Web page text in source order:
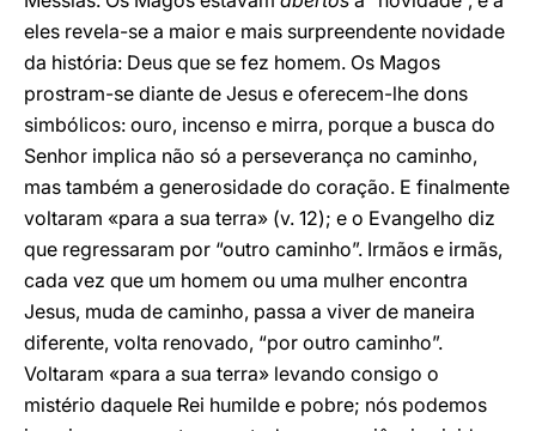
eles revela-se a maior e mais surpreendente novidade
da história: Deus que se fez homem. Os Magos
prostram-se diante de Jesus e oferecem-lhe dons
simbólicos: ouro, incenso e mirra, porque a busca do
Senhor implica não só a perseverança no caminho,
mas também a generosidade do coração. E finalmente
voltaram «para a sua terra» (v. 12); e o Evangelho diz
que regressaram por “outro caminho”. Irmãos e irmãs,
cada vez que um homem ou uma mulher encontra
Jesus, muda de caminho, passa a viver de maneira
diferente, volta renovado, “por outro caminho”.
Voltaram «para a sua terra» levando consigo o
mistério daquele Rei humilde e pobre; nós podemos